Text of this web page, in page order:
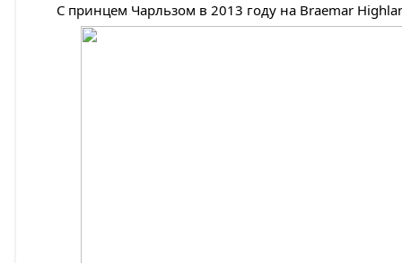
С принцем Чарльзом в 2013 году на Braemar